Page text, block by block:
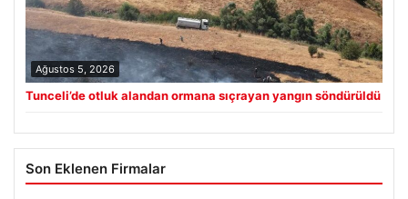
Ağustos 5, 2026
Tunceli’de otluk alandan ormana sıçrayan yangın söndürüldü
Son Eklenen Firmalar